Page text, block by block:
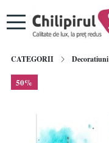
CATEGORII Decoratiuni
50%